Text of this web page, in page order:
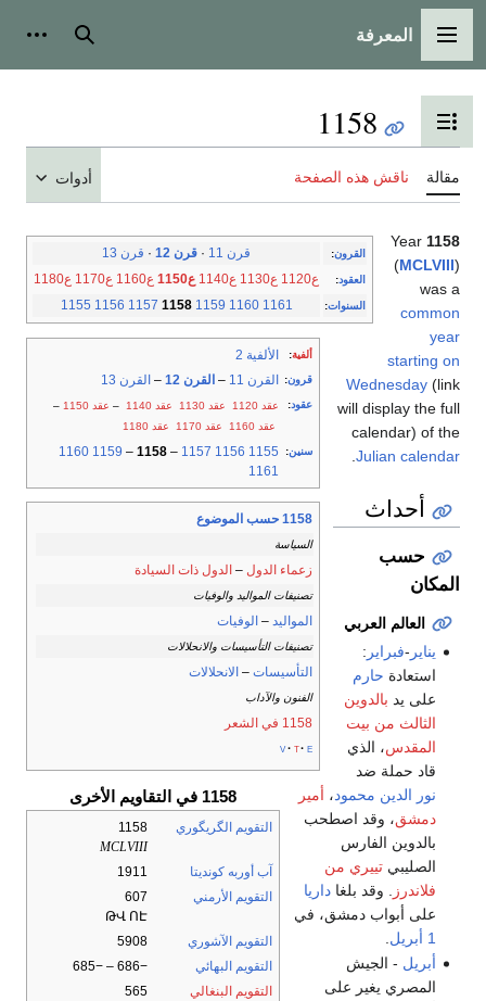
القائمة الرئيسية
المعرفة بحث
تبديل عرض جدول المحتويات
1158
مقالة ناقش هذه الصفحة أدوات
القرون: قرن 11 · قرن 12 · قرن 13
العقود: ع1120 ع1130 ع1140 ع1150 ع1160 ع1170 ع1180
السنوات:
1155 1156 1157 1158 1159 1160 1161
ألفية: الألفية 2
قرون: القرن 11 – القرن 12 – القرن 13
عقود: عقد 1120 عقد 1130 عقد 1140 – عقد 1150
–
عقد 1160
عقد 1170 عقد 1180
سنين:
1155
1156
1157
–
1158
–
1159
1160
1161
1158 حسب الموضوع
السياسة
زعماء الدول – الدول ذات السيادة
تصنيفات المواليد والوفيات
المواليد – الوفيات
تصنيفات التأسيسات والانحلالات
التأسيسات – الانحلالات
الفنون والآداب
1158 في الشعر
v t e
1158 في التقاويم الأخرى
التقويم الگريگوري
1158
MCLVIII
آب أوربه كونديتا
1911
التقويم الأرمني
607
ԹՎ ՈԷ
التقويم الآشوري
5908
التقويم البهائي
−686 – −685
التقويم البنغالي
565
Year 1158
(MCLVIII)
was a
common
year
starting on
Wednesday (link
will display the full
calendar) of the
Julian calendar
أحداث
حسب
المكان
العالم العربي
يناير -فبراير :
استعادة حارم
على يد بالدوين
الثالث من بيت
المقدس، الذي
قاد حملة ضد
نور الدين محمود، أمير
دمشق، وقد اصطحب
بالدوين الفارس
الصليبيتييري من
فلاندرز
. وقد بلغاداريا
على أبواب دمشق، في
1 أبريل
أبريل - الجيش
المصري يغير على